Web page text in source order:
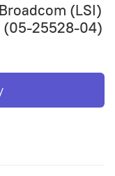
(LSI)
(05-25528-04)